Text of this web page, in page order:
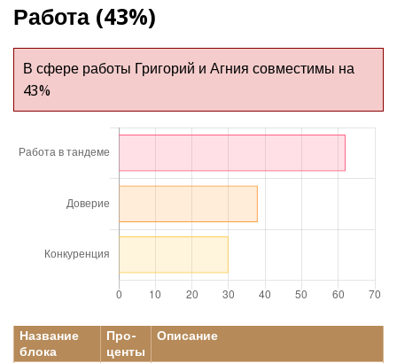
Работа (43%)
В сфере работы Григорий и Агния совместимы на
43%
Название
блока
Про-
центы
Описание